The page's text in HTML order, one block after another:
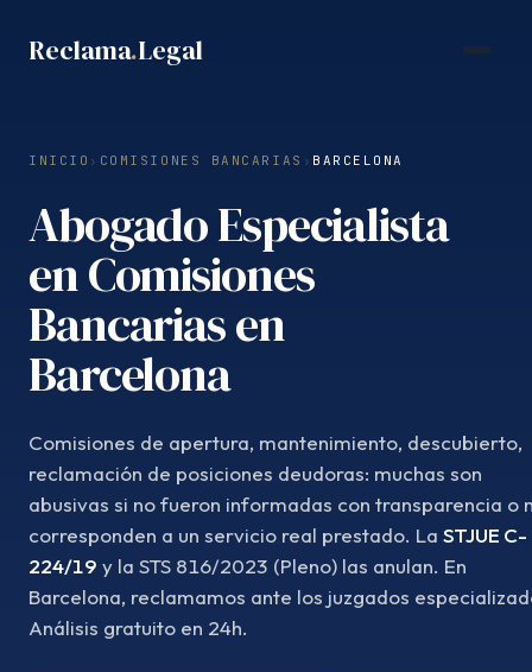
Reclama.Legal
INICIO › COMISIONES BANCARIAS › BARCELONA
Abogado Especialista
en Comisiones
Bancarias en
Barcelona
Comisiones de apertura, mantenimiento, descubierto,
reclamación de posiciones deudoras: muchas son
abusivas si no fueron informadas con transparencia o
corresponden a un servicio real prestado. La STJUE C-
224/19 y la STS 816/2023 (Pleno) las anulan. En
Barcelona, reclamamos ante los juzgados
Análisis gratuito en 24h.